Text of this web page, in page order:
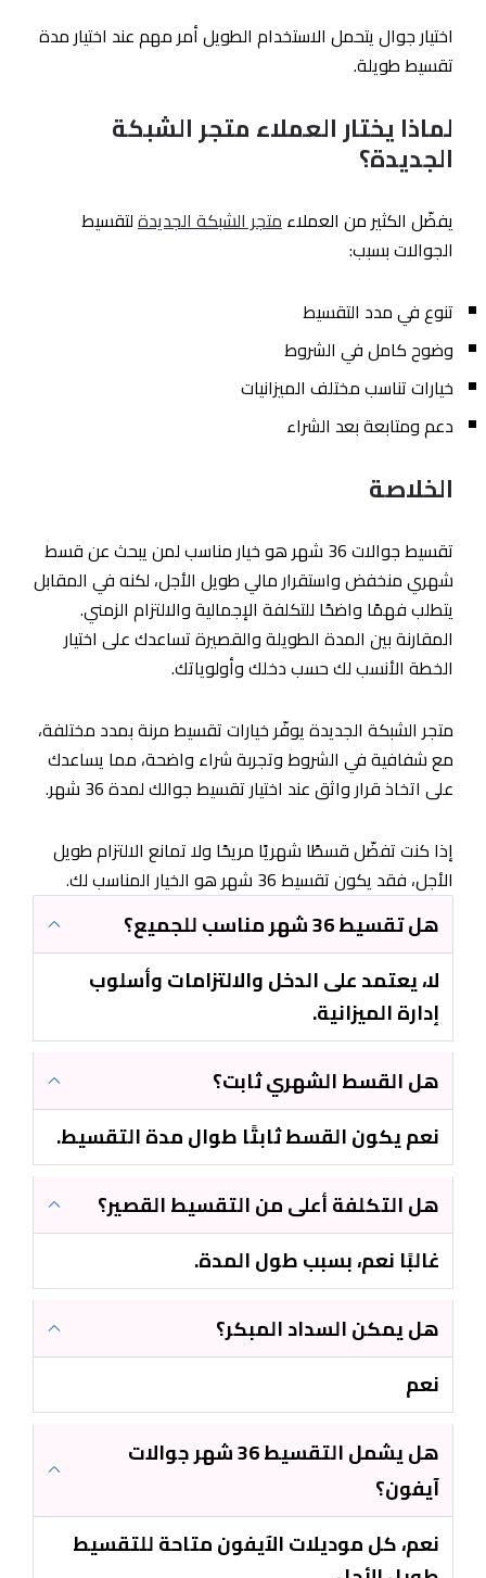
اختيار جوال يتحمل الاستخدام الطويل أمر مهم عند اختيار مدة
تقسيط طويلة.
لماذا يختار العملاء متجر الشبكة
الجديدة؟
يفضّل الكثير من العملاءمتجر الشبكة الجديدةلتقسيط
الجوالات بسبب:
تنوع في مدد التقسيط
وضوح كامل في الشروط
خيارات تناسب مختلف الميزانيات
دعم ومتابعة بعد الشراء
الخلاصة
تقسيط جوالات 36 شهر هو خيار مناسب لمن يبحث عن قسط
شهري منخفض واستقرار مالي طويل الأجل، لكنه في المقابل
يتطلب فهمًا واضحًا للتكلفة الإجمالية والالتزام الزمني.
المقارنة بين المدة الطويلة والقصيرة تساعدك على اختيار
الخطة الأنسب لك حسب دخلك وأولوياتك.
متجر الشبكة الجديدة يوفّر خيارات تقسيط مرنة بمدد مختلفة،
مع شفافية في الشروط وتجربة شراء واضحة، مما يساعدك
على اتخاذ قرار واثق عند اختيار تقسيط جوالك لمدة 36 شهر.
إذا كنت تفضّل قسطًا شهريًا مريحًا ولا تمانع الالتزام طويل
الأجل، فقد يكون تقسيط 36 شهر هو الخيار المناسب لك.
هل تقسيط 36 شهر مناسب للجميع؟
لا، يعتمد على الدخل والالتزامات وأسلوب
إدارة الميزانية.
هل القسط الشهري ثابت؟
نعم يكون القسط ثابتًا طوال مدة التقسيط.
هل التكلفة أعلى من التقسيط القصير؟
غالبًا نعم، بسبب طول المدة.
هل يمكن السداد المبكر؟
نعم
هل يشمل التقسيط 36 شهر جوالات
آيفون؟
نعم، كل موديلات الآيفون متاحة للتقسيط